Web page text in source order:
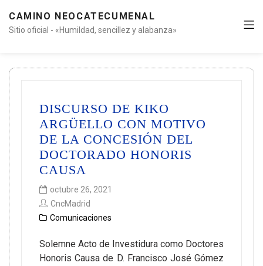
CAMINO NEOCATECUMENAL
Sitio oficial - «Humildad, sencillez y alabanza»
DISCURSO DE KIKO
ARGÜELLO CON MOTIVO
DE LA CONCESIÓN DEL
DOCTORADO HONORIS
CAUSA
octubre 26, 2021
CncMadrid
Comunicaciones
Solemne Acto de Investidura como Doctores
Honoris Causa de D. Francisco José Gómez